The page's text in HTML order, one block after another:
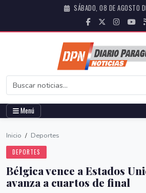
SÁBADO, 08 DE AGOSTO
Menú
Inicio / Deportes
DEPORTES
Bélgica vence a Estados
avanza a cuartos de final